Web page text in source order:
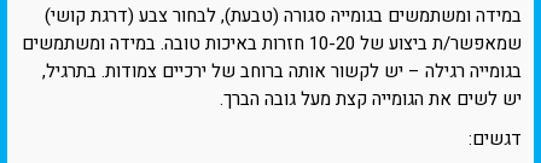
במידה ומשתמשים בגומייה סגורה (טבעת), לבחור צבע (דרגת קושי)
שמאפשר/ת ביצוע של 10-20 חזרות באיכות טובה. במידה ומשתמשים
בגומייה רגילה – יש לקשור אותה ברוחב של ירכיים צמודות. בתרגיל,
יש לשים את הגומייה קצת מעל גובה הברך.
דגשים: